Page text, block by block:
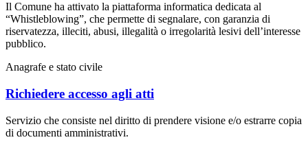
Il Comune ha attivato la piattaforma informatica dedicata al
“Whistleblowing”, che permette di segnalare, con garanzia di
riservatezza, illeciti, abusi, illegalità o irregolarità lesivi dell’interesse
pubblico.
Anagrafe e stato civile
Richiedere accesso agli atti
Servizio che consiste nel diritto di prendere visione e/o estrarre copia
di documenti amministrativi.